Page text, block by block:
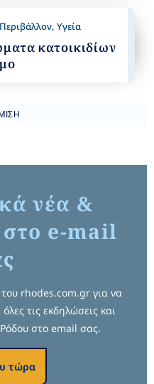
Περιβάλλον,Υγεία
κατοικιδίων
νέα &
στο e-mail
rhodes.com.gr για να
τις εκδηλώσεις και
Ρόδου στο email σας.
τώρα